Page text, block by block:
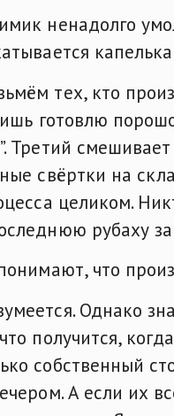
ненадолго
тех, кто
готовлю
Третий
свёртки на
целиком.
рубаху
что
Однако
получится,
собственный
А если их